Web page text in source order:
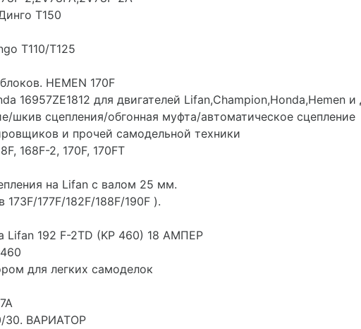
Т150
T110/T125
HEMEN 170F
16957ZE1812 для двигателей Lifan,Champion,Honda,Hemen и
шкив сцепления/обгонная муфта/автоматическое сцепление
и прочей самодельной техники
168F-2, 170F, 170FT
на Lifan с валом 25 мм.
177F/182F/188F/190F ).
Lifan 192 F-2TD (KP 460) 18 АМПЕР
для легких самоделок
30. ВАРИАТОР